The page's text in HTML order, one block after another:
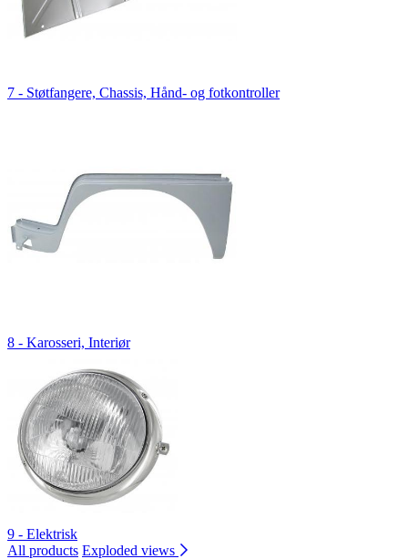
7 - Støtfangere, Chassis, Hånd- og fotkontroller
8 - Karosseri, Interiør
9 - Elektrisk
All products Exploded views